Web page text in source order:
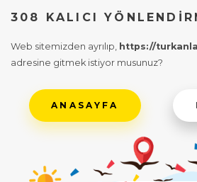
308 KALICI
Web sitemizden ayrılıp, https://
adresine gitmek istiyor musunuz?
ANASAYFA